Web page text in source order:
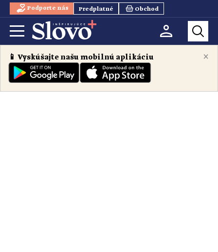
Podporte nás Predplatné Obchod
×
📱 Vyskúšajte našu mobilnú aplikáciu